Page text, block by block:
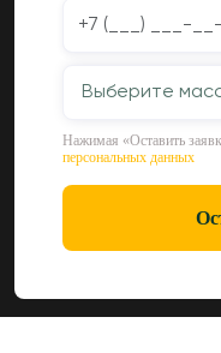
Выберите
Нажимая «Оставить
персональных данных